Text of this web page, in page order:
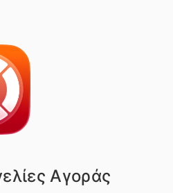
Αγοράς